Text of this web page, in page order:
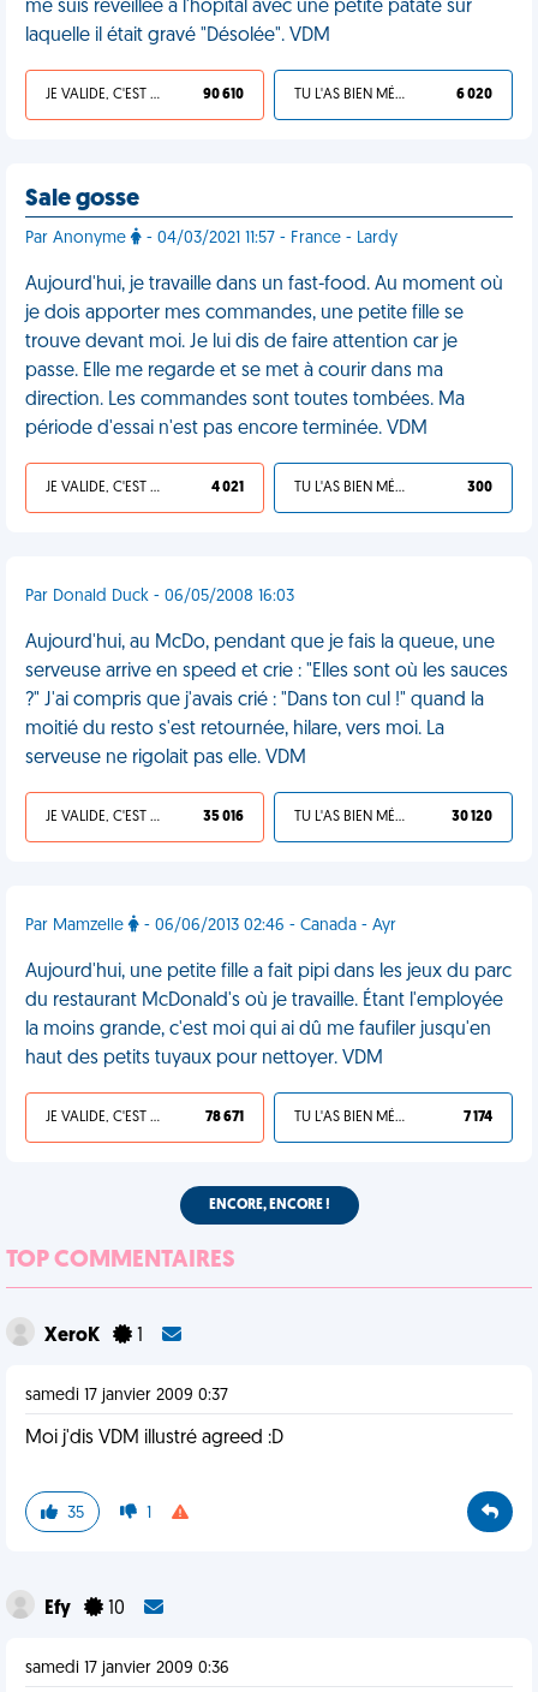
me suis réveillée à l'hôpital avec une petite patate sur
laquelle il était gravé "Désolée". VDM
JE VALIDE, C'EST UNE VDM 90 610 TU L'AS BIEN MÉRITÉ 6 020
Sale gosse
Par Anonyme - 04/03/2021 11:57 - France - Lardy
Aujourd'hui, je travaille dans un fast-food. Au moment où
je dois apporter mes commandes, une petite fille se
trouve devant moi. Je lui dis de faire attention car je
passe. Elle me regarde et se met à courir dans ma
direction. Les commandes sont toutes tombées. Ma
période d'essai n'est pas encore terminée. VDM
JE VALIDE, C'EST UNE VDM 4 021 TU L'AS BIEN MÉRITÉ 300
Par Donald Duck - 06/05/2008 16:03
Aujourd'hui, au McDo, pendant que je fais la queue, une
serveuse arrive en speed et crie : "Elles sont où les sauces
?" J'ai compris que j'avais crié : "Dans ton cul !" quand la
moitié du resto s'est retournée, hilare, vers moi. La
serveuse ne rigolait pas elle. VDM
JE VALIDE, C'EST UNE VDM 35 016 TU L'AS BIEN MÉRITÉ 30 120
Par Mamzelle - 06/06/2013 02:46 - Canada - Ayr
Aujourd'hui, une petite fille a fait pipi dans les jeux du parc
du restaurant McDonald's où je travaille. Étant l'employée
la moins grande, c'est moi qui ai dû me faufiler jusqu'en
haut des petits tuyaux pour nettoyer. VDM
JE VALIDE, C'EST UNE VDM 78 671 TU L'AS BIEN MÉRITÉ 7 174
ENCORE, ENCORE !
TOP COMMENTAIRES
XeroK
samedi 17 janvier 2009 0:37
Moi j'dis VDM illustré agreed :D
35 1
Efy 10
samedi 17 janvier 2009 0:36